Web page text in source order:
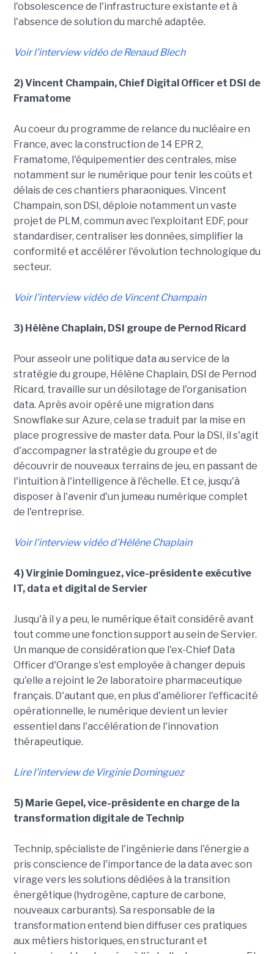
l'obsolescence de l'infrastructure existante et à
l'absence de solution du marché adaptée.
Voir l'interview vidéo de Renaud Blech
2) Vincent Champain, Chief Digital Officer et DSI de
Framatome
Au coeur du programme de relance du nucléaire en
France, avec la construction de 14 EPR 2,
Framatome, l'équipementier des centrales, mise
notamment sur le numérique pour tenir les coûts et
délais de ces chantiers pharaoniques. Vincent
Champain, son DSI, déploie notamment un vaste
projet de PLM, commun avec l'exploitant EDF, pour
standardiser, centraliser les données, simplifier la
conformité et accélérer l'évolution technologique du
secteur.
Voir l'interview vidéo de Vincent Champain
3) Hélène Chaplain, DSI groupe de Pernod Ricard
Pour asseoir une politique data au service de la
stratégie du groupe, Hélène Chaplain, DSI de Pernod
Ricard, travaille sur un désilotage de l'organisation
data. Après avoir opéré une migration dans
Snowflake sur Azure, cela se traduit par la mise en
place progressive de master data. Pour la DSI, il s'agit
d'accompagner la stratégie du groupe et de
découvrir de nouveaux terrains de jeu, en passant de
l'intuition à l'intelligence à l'échelle. Et ce, jusqu'à
disposer à l'avenir d'un jumeau numérique complet
de l'entreprise.
Voir l'interview vidéo d'Hélène Chaplain
4) Virginie Dominguez, vice-présidente exécutive
IT, data et digital de Servier
Jusqu'à il y a peu, le numérique était considéré avant
tout comme une fonction support au sein de Servier.
Un manque de considération que l'ex-Chief Data
Officer d'Orange s'est employée à changer depuis
qu'elle a rejoint le 2e laboratoire pharmaceutique
français. D'autant que, en plus d'améliorer l'efficacité
opérationnelle, le numérique devient un levier
essentiel dans l'accélération de l'innovation
thérapeutique.
Lire l'interview de Virginie Dominguez
5) Marie Gepel, vice-présidente en charge de la
transformation digitale de Technip
Technip, spécialiste de l'ingénierie dans l'énergie a
pris conscience de l'importance de la data avec son
virage vers les solutions dédiées à la transition
énergétique (hydrogène, capture de carbone,
nouveaux carburants). Sa responsable de la
transformation entend bien diffuser ces pratiques
aux métiers historiques, en structurant et